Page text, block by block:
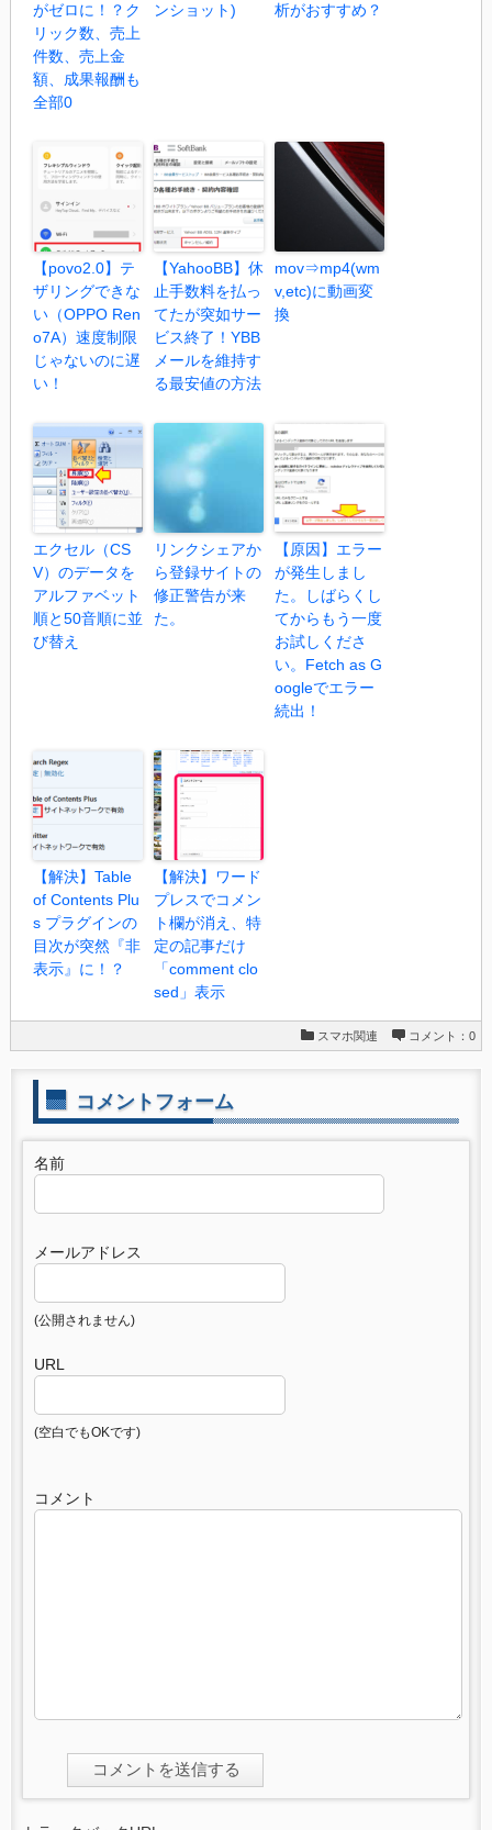
がゼロに！？ク
リック数、売上
件数、売上金
額、成果報酬も
全部0
ンショット)
析がおすすめ？
【povo2.0】テ
ザリングできな
い（OPPO Ren
o7A）速度制限
じゃないのに遅
い！
【YahooBB】休
止手数料を払っ
てたが突如サー
ビス終了！YBB
メールを維持す
る最安値の方法
mov⇒mp4(wm
v,etc)に動画変
換
エクセル（CS
V）のデータを
アルファベット
順と50音順に並
び替え
リンクシェアか
ら登録サイトの
修正警告が来
た。
【原因】エラー
が発生しまし
た。しばらくし
てからもう一度
お試しくださ
い。Fetch as G
oogleでエラー
続出！
【解決】Table
of Contents Plu
s プラグインの
目次が突然『非
表示』に！？
【解決】ワード
プレスでコメン
ト欄が消え、特
定の記事だけ
「comment clo
sed」表示
スマホ関連 コメント：0
コメントフォーム
名前
メールアドレス
(公開されません)
URL
(空白でもOKです)
コメント